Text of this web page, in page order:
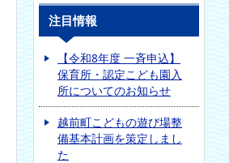
注目情報
【令和8年度 一斉申込】
保育所・認定こども園入
所についてのお知らせ
越前町こどもの遊び場整
備基本計画を策定しまし
た